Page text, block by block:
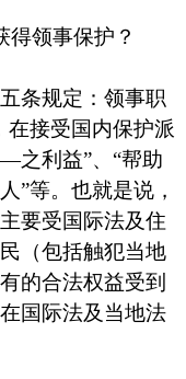
得领事保护？
条规定：领事职
在接受国内保护派
利益”、“帮助
”等。也就是说，
要受国际法及住
（包括触犯当地
的合法权益受到
国际法及当地法